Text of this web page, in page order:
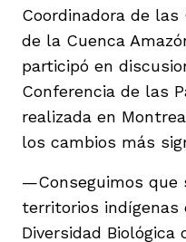
Coordinadora de las
de la Cuenca
participó en
Conferencia de las
realizada en
los cambios más
—Conseguimos que
territorios indígenas
Diversidad Biológica